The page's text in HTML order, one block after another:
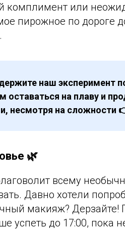
комплимент или
пирожное по дороге
наш эксперимент
оставаться на плаву и
несмотря на сложности
🌿
всему
Давно хотели
макияж? Дерзайте!
успеть до 17:00, пока